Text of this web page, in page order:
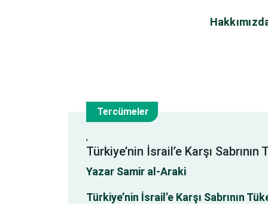
Kategorisiz
,
Tercümeler
Türkiye’nin İsrail’e Karşı
Yazar Samir al-Araki
Türkiye’nin İsrail’e Karşı Sabrının